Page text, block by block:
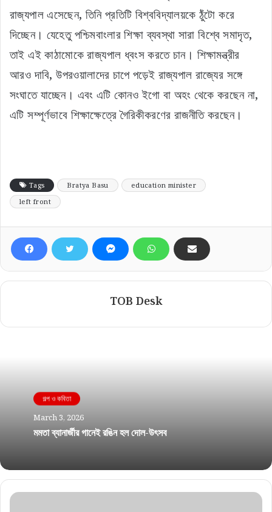
রাজ্যপাল এসেছেন, তিনি প্রতিটি বিশ্ববিদ্যালয়কে ঠুঁটো করে
দিচ্ছেন। যেহেতু পশ্চিমবাংলার শিক্ষা ব্যবস্থা সারা বিশ্বে সমাদৃত,
তাই এই কাঠামোকে রাজ্যপাল ধ্বংস করতে চান। শিক্ষামন্ত্রীর
আরও দাবি, উপরওয়ালাদের চাপে পড়েই রাজ্যপাল রাজ্যের সঙ্গে
সংঘাতে যাচ্ছেন। এবং এটি কোনও ইগো বা অহং থেকে করছেন না,
এটি সম্পূর্ণভাবে শিক্ষাক্ষেত্রে গৈরিকীকরণের রাজনীতি করছেন।
Tags Bratya Basu
education minister
left front
TOB Desk
গল্প ও কবিতা
March 3, 2026
মমতা ব্যানার্জীর গানেই রঙিন হল দোল-উৎসব